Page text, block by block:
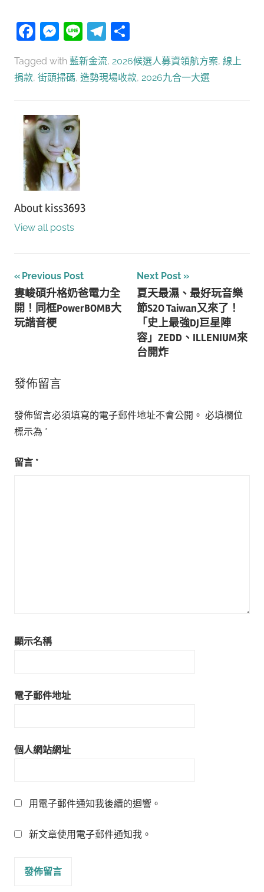
Facebook
Messenger
LineTelegram
Tagged with 藍新金流, 2026候選人募資領航方案, 線上
捐款, 街頭掃碼, 造勢現場收款, 2026九合一大選
About kiss3693
View all posts
文
章
導
Previous Post
婁峻碩升格奶爸電力全
開！同框PowerBOMB大
玩諧音梗
Next Post
夏天最濕、最好玩音樂
節S2O Taiwan又來了！
「史上最強DJ巨星陣
容」ZEDD、ILLENIUM來
台開炸
發佈留言
發佈留言必須填寫的電子郵件地址不會公開。 必填欄位
標示為 *
留言 *
顯示名稱
電子郵件地址
個人網站網址
用電子郵件通知我後續的迴響。
新文章使用電子郵件通知我。